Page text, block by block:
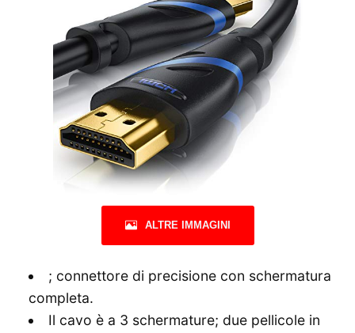
ALTRE IMMAGINI
; connettore di precisione con schermatura
completa.
Il cavo è a 3 schermature; due pellicole in